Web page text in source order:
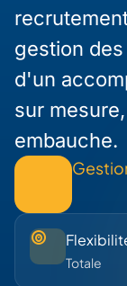
gestion
d'un
sur
embauche.
Totale